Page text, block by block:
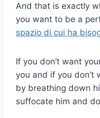
And that is exactly
you want to be a
spazio di cui ha
If you don’t want
you and if you don’t
by breathing down
suffocate him and